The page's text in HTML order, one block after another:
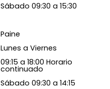
Sábado 09:30 a 15:30
Paine
Lunes a Viernes
09:15 a 18:00 Horario
continuado
Sábado 09:30 a 14:15